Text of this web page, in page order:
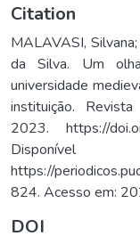
Citation
MALAVASI,
da Silva. Um
universidade
instituição.
2023. https://
https://
824. Acesso em:
DOI